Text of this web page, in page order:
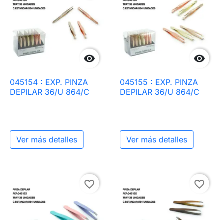

045154 : EXP. PINZA
DEPILAR 36/U 864/C
Ver más detalles

045155 : EXP. PINZA
DEPILAR 36/U 864/C
Ver más detalles
favorite_border favorite_border